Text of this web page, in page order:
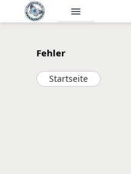
menu
Fehler
Startseite